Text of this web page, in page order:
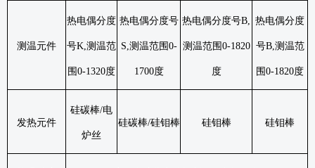
测温元件
热电偶分度
号K,测温范
围 0-1320度
热电偶分度号
S,测温范围 0-
1700度
热电偶分度号B,
测温范围 0-1820
度
热电偶分度
号B,测温范
围 0-1820度
发热元件
硅碳棒/电
炉丝
硅碳棒/硅钼棒 硅钼棒 硅钼棒